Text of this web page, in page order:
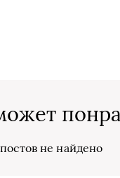
не найдено